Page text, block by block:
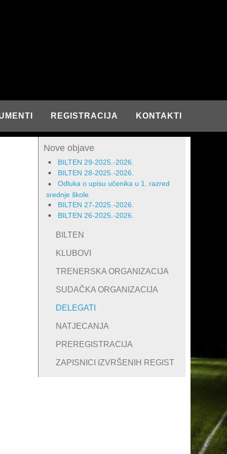
REGISTRACIJA KONTAKTI
Nove objave
BILTEN 29-2025.-2026.
BILTEN 28-2025.-2026.
Odluka o upisu učenika u 1. razred
srednje škole
BILTEN 27-2025.-2026.
BILTEN 26-2025.-2026.
BILTEN
KLUBOVI
TRENERSKA ORGANIZACIJA
SUDAČKA ORGANIZACIJA
DELEGATI
NATJECANJA
PREREGISTRACIJA
ZAPISNICI IZVRŠENIH REGIST